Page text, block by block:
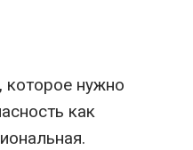
нужно
как